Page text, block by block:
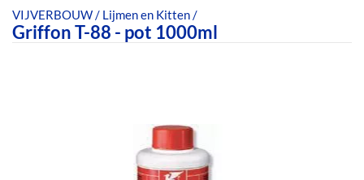
VIJVERBOUW/ Lijmen en Kitten/
Griffon T-88 - pot 1000ml